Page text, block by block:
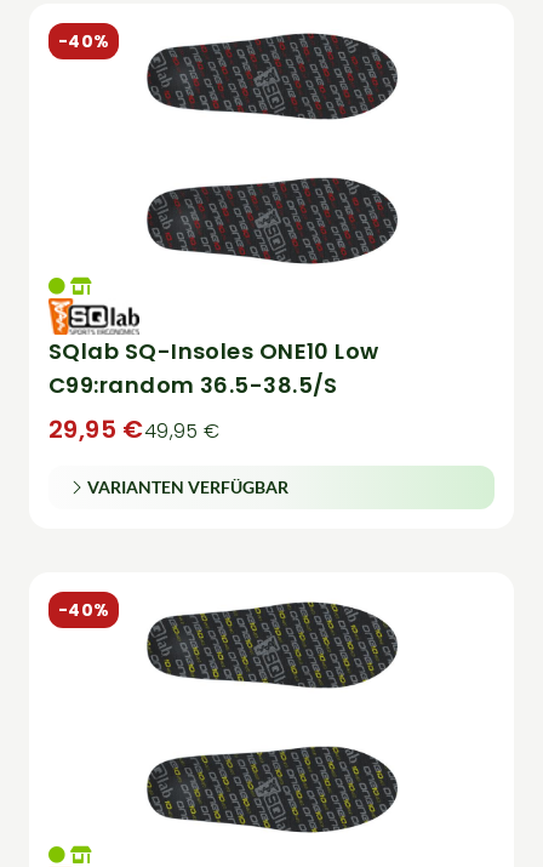
-40%
SQlab SQ-Insoles ONE10 Low
C99:random 36.5-38.5/S
29,95 €49,95 €
VARIANTEN VERFÜGBAR
-40%